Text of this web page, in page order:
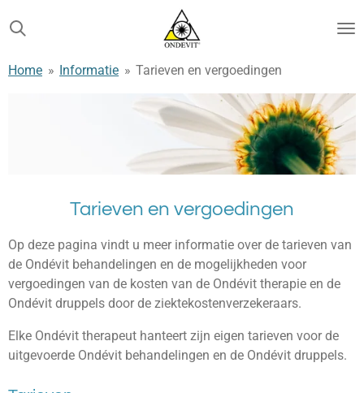
Ga
direct
de
Home » Informatie » Tarieven en vergoedingen
Tarieven en vergoedingen
Op deze pagina vindt u meer informatie over de tarieven van
de Ondévit behandelingen en de mogelijkheden voor
vergoedingen van de kosten van de Ondévit therapie en de
Ondévit druppels door de ziektekostenverzekeraars.
Elke Ondévit therapeut hanteert zijn eigen tarieven voor de
uitgevoerde Ondévit behandelingen en de Ondévit druppels.